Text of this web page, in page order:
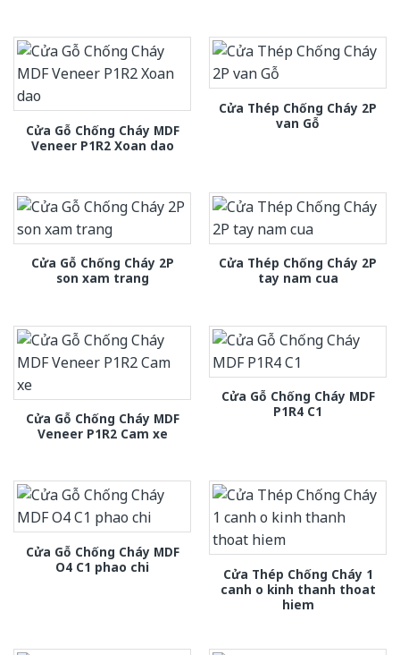
Cửa Gỗ Chống Cháy MDF
Veneer P1R2 Xoan dao
Cửa Thép Chống Cháy 2P
van Gỗ
Cửa Gỗ Chống Cháy 2P
son xam trang
Cửa Thép Chống Cháy 2P
tay nam cua
Cửa Gỗ Chống Cháy MDF
Veneer P1R2 Cam xe
Cửa Gỗ Chống Cháy MDF
P1R4 C1
Cửa Gỗ Chống Cháy MDF
O4 C1 phao chi
Cửa Thép Chống Cháy 1
canh o kinh thanh thoat
hiem